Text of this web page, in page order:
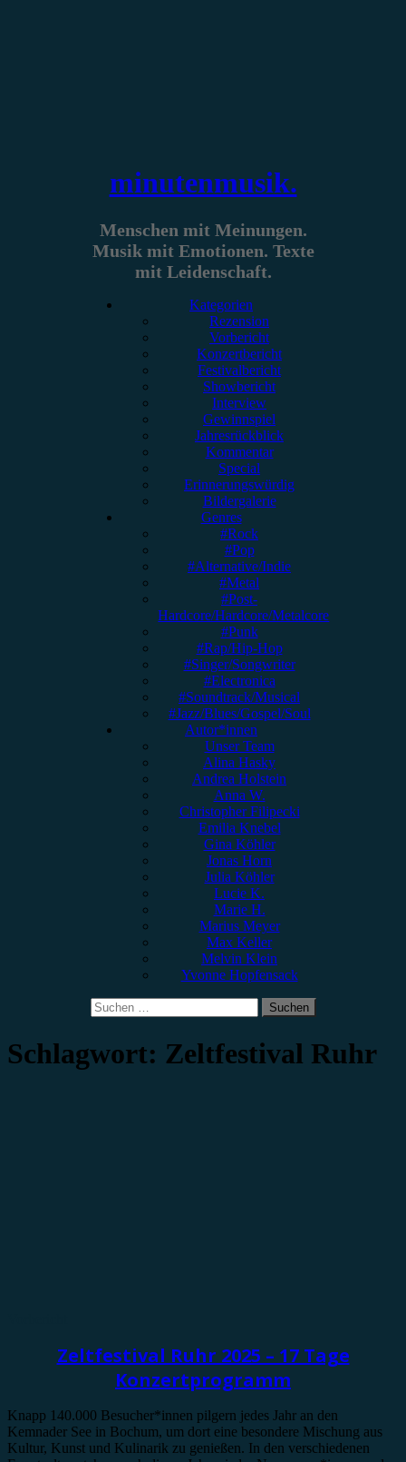
minutenmusik.
Menschen mit Meinungen.
Musik mit Emotionen. Texte
mit Leidenschaft.
Kategorien
Rezension
Vorbericht
Konzertbericht
Festivalbericht
Showbericht
Interview
Gewinnspiel
Jahresrückblick
Kommentar
Special
Erinnerungswürdig
Bildergalerie
Genres
#Rock
#Pop
#Alternative/Indie
#Metal
#Post-
Hardcore/Hardcore/Metalcore
#Punk
#Rap/Hip-Hop
#Singer/Songwriter
#Electronica
#Soundtrack/Musical
#Jazz/Blues/Gospel/Soul
Autor*innen
Unser Team
Alina Hasky
Andrea Holstein
Anna W.
Christopher Filipecki
Emilia Knebel
Gina Köhler
Jonas Horn
Julia Köhler
Lucie K.
Marie H.
Marius Meyer
Max Keller
Melvin Klein
Yvonne Hopfensack
Suchen
nach:
Schlagwort: Zeltfestival Ruhr
Zeltfestival Ruhr 2025 – 17 Tage
Konzertprogramm
Knapp 140.000 Besucher*innen pilgern jedes Jahr an den
Kemnader See in Bochum, um dort eine besondere Mischung aus
Kultur, Kunst und Kulinarik zu genießen. In den verschiedenen